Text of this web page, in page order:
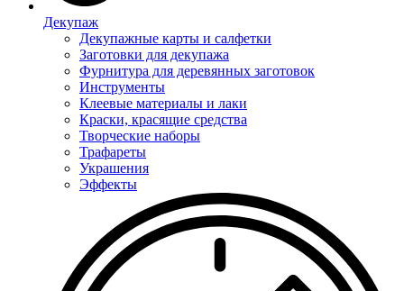
Декупаж
Декупажные карты и салфетки
Заготовки для декупажа
Фурнитура для деревянных заготовок
Инструменты
Клеевые материалы и лаки
Краски, красящие средства
Творческие наборы
Трафареты
Украшения
Эффекты